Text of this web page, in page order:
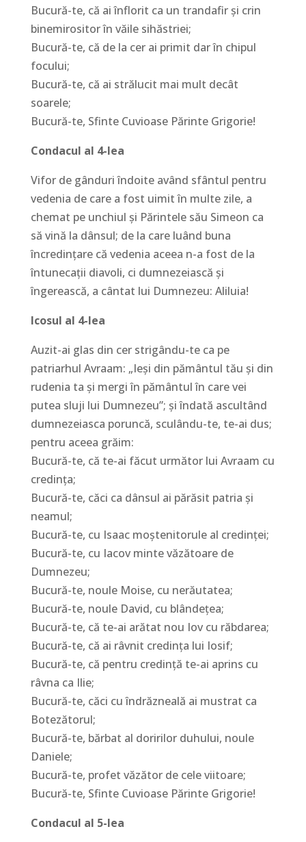
Bucură-te, că ai înflorit ca un trandafir şi crin
binemirositor în văile sihăstriei;
Bucură-te, că de la cer ai primit dar în chipul
focului;
Bucură-te, că ai strălucit mai mult decât
soarele;
Bucură-te, Sfinte Cuvioase Părinte Grigorie!
Condacul al 4-lea
Vifor de gânduri îndoite având sfântul pentru
vedenia de care a fost uimit în multe zile, a
chemat pe unchiul şi Părintele său Simeon ca
să vină la dânsul; de la care luând buna
încredinţare că vedenia aceea n-a fost de la
întunecaţii diavoli, ci dumnezeiască şi
îngerească, a cântat lui Dumnezeu: Aliluia!
Icosul al 4-lea
Auzit-ai glas din cer strigându-te ca pe
patriarhul Avraam: „Ieşi din pământul tău şi din
rudenia ta şi mergi în pământul în care vei
putea sluji lui Dumnezeu”; şi îndată ascultând
dumnezeiasca poruncă, sculându-te, te-ai dus;
pentru aceea grăim:
Bucură-te, că te-ai făcut următor lui Avraam cu
credinţa;
Bucură-te, căci ca dânsul ai părăsit patria şi
neamul;
Bucură-te, cu Isaac moştenitorule al credinţei;
Bucură-te, cu Iacov minte văzătoare de
Dumnezeu;
Bucură-te, noule Moise, cu nerăutatea;
Bucură-te, noule David, cu blândeţea;
Bucură-te, că te-ai arătat nou Iov cu răbdarea;
Bucură-te, că ai râvnit credinţa lui Iosif;
Bucură-te, că pentru credinţă te-ai aprins cu
râvna ca Ilie;
Bucură-te, căci cu îndrăzneală ai mustrat ca
Botezătorul;
Bucură-te, bărbat al doririlor duhului, noule
Daniele;
Bucură-te, profet văzător de cele viitoare;
Bucură-te, Sfinte Cuvioase Părinte Grigorie!
Condacul al 5-lea